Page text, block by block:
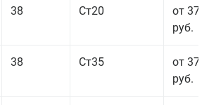
38 Ст20
от 37
руб.
38 Ст35
от 37
руб.